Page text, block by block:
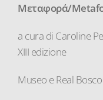
Μεταφορά/
a cura di Caroline
XIII edizione
Museo e Real